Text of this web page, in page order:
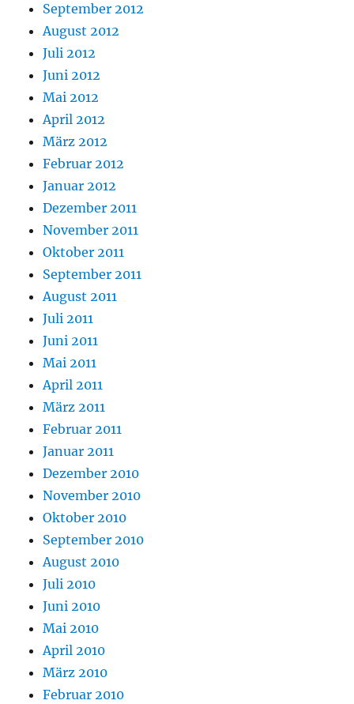
September 2012
August 2012
Juli 2012
Juni 2012
Mai 2012
April 2012
März 2012
Februar 2012
Januar 2012
Dezember 2011
November 2011
Oktober 2011
September 2011
August 2011
Juli 2011
Juni 2011
Mai 2011
April 2011
März 2011
Februar 2011
Januar 2011
Dezember 2010
November 2010
Oktober 2010
September 2010
August 2010
Juli 2010
Juni 2010
Mai 2010
April 2010
März 2010
Februar 2010